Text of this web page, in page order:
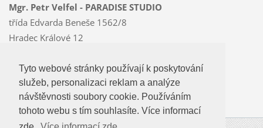
Tyto webové stránky používají k poskytování
služeb, personalizaci reklam a analýze
návštevnosti soubory cookie. Používáním
tohoto webu s tím souhlasíte.
Tyto webové stránky používají k poskytování
služeb, personalizaci reklam a analýze
návštěvnosti soubory cookie. Používáním
tohoto webu s tím souhlasíte. Více informací
Mgr. Petr Velfel - PARADISE STUDIO
třída Edvarda Beneše 1562/8
Hradec Králové 12
Mobil: 603 478 763
paradise@czMEDIA.eu